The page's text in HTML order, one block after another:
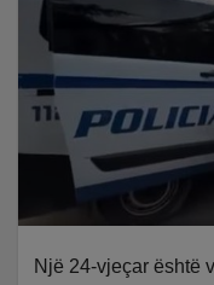
Një 24-vjeçar është